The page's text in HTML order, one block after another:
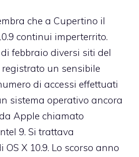
che a Cupertino il
continui imperterrito.
febbraio diversi siti del
un sensibile
di accessi effettuati
sistema operativo ancora
Apple chiamato
9. Si trattava
X 10.9. Lo scorso anno